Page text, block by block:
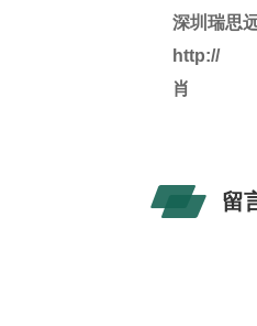
深圳瑞思
http://
肖
留